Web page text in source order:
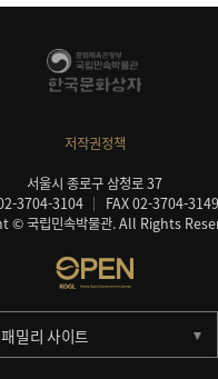
저작권정책
서울시 종로구 삼청로 37
3704-3104
FAX 02-3704-3149
© 국립민속박물관. All Rights
패밀리 사이트